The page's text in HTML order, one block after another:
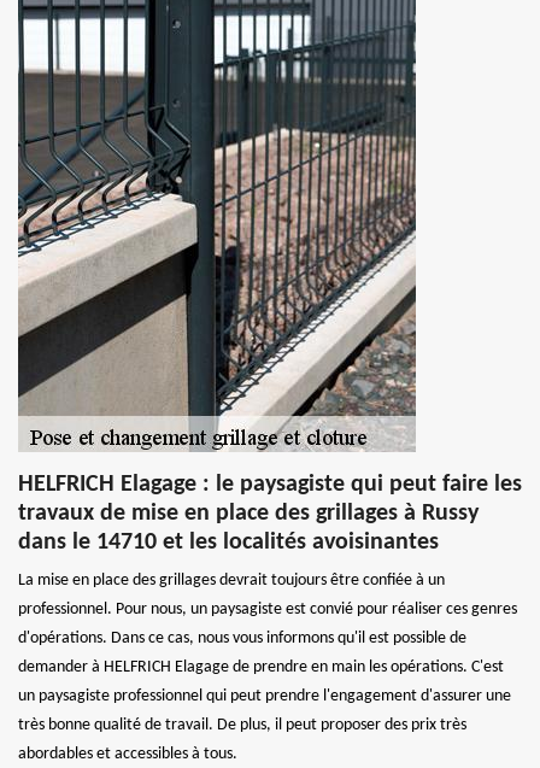
HELFRICH Elagage : le paysagiste qui peut faire les
travaux de mise en place des grillages à Russy
dans le 14710 et les localités avoisinantes
La mise en place des grillages devrait toujours être confiée à un
professionnel. Pour nous, un paysagiste est convié pour réaliser ces genres
d'opérations. Dans ce cas, nous vous informons qu'il est possible de
demander à HELFRICH Elagage de prendre en main les opérations. C'est
un paysagiste professionnel qui peut prendre l'engagement d'assurer une
très bonne qualité de travail. De plus, il peut proposer des prix très
abordables et accessibles à tous.